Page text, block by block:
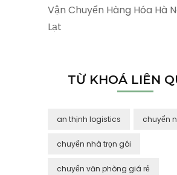
Vận Chuyển Hàng Hóa Hà
Lạt
TỪ KHOÁ LIÊN
an thịnh logistics chuyển
chuyển nhà trọn gói
chuyển văn phòng giá rẻ